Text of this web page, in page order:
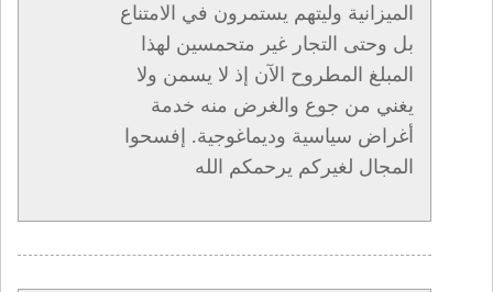
الميزانية وليتهم يستمرون في الامتناع
بل وحتى التجار غير متحمسين لهذا
المبلغ المطروح الآن إذ لا يسمن ولا
يغني من جوع والغرض منه خدمة
أغراض سياسية وديماغوجية. إفسحوا
المجال لغيركم يرحمكم الله